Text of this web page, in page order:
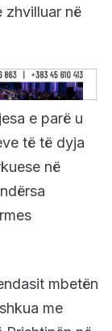
zhvilluar në
e parë u
të të dyja
në
mbetën
me